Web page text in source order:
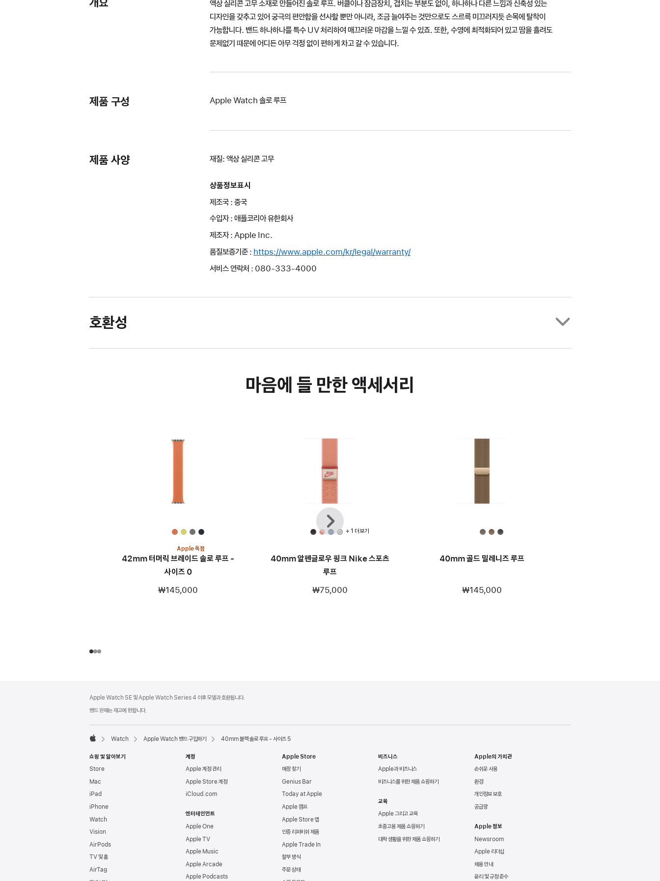
액상 실리콘 고무 소재로 만들어진 솔로 루프. 버클이나 잠금장치, 겹치는 부분도 없이, 하나하나 다른 느낌과 신축성 있는
디자인을 갖추고 있어 궁극의 편안함을 선사할 뿐만 아니라, 조금 늘여주는 것만으로도 스르륵 미끄러지듯 손목에 탈착이
가능합니다. 밴드 하나하나를 특수 UV 처리하여 매끄러운 마감을 느낄 수 있죠. 또한, 수영에 최적화되어 있고 땀을 흘려도
문제없기 때문에 어디든 아무 걱정 없이 편하게 차고 갈 수 있습니다.
제품 구성 Apple Watch 솔로 루프
제품 사양 재질: 액상 실리콘 고무
상품정보표시
제조국 : 중국
수입자 : 애플코리아 유한회사
제조자 : Apple Inc.
품질보증기준 : https://www.apple.com/kr/legal/warranty/
서비스 연락처 : 080-333-4000
호환성
마음에 들 만한 액세서리
Apple 독점
42mm 터머릭 브레이드 솔로 루프 -
사이즈 0
₩145,000
+ 1 더 보기
40mm 알펜글로우 핑크 Nike 스포츠
루프
₩75,000
40mm 골드 밀레니즈 루프
₩145,000
이전
다음
Apple Watch SE 및 Apple Watch Series 4 이후 모델과 호환됩니다.
밴드 판매는 재고에 한합니다.
Watch Apple Watch 밴드 구입하기 40mm 블랙 솔로 루프 - 사이즈 5
쇼핑 및 알아보기
Store
Mac
iPad
iPhone
Watch
Vision
AirPods
TV 및 홈
AirTag
계정
Apple 계정 관리
Apple Store 계정
iCloud.com
엔터테인먼트
Apple One
Apple TV
Apple Music
Apple Arcade
Apple Podcasts
Apple Store
매장 찾기
Genius Bar
Today at Apple
Apple 캠프
Apple Store 앱
인증 리퍼비쉬 제품
Apple Trade In
할부 방식
주문 상태
비즈니스
Apple과 비즈니스
비즈니스를 위한 제품 쇼핑하기
교육
Apple 그리고 교육
초중고용 제품 쇼핑하기
대학 생활을 위한 제품 쇼핑하기
Apple의 가치관
손쉬운 사용
환경
개인정보 보호
공급망
Apple 정보
Newsroom
Apple 리더십
채용 안내
윤리 및 규정 준수